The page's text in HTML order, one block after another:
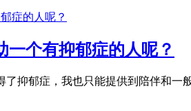
个有抑郁症的人呢？
抑郁症，我也只能提供到陪伴和